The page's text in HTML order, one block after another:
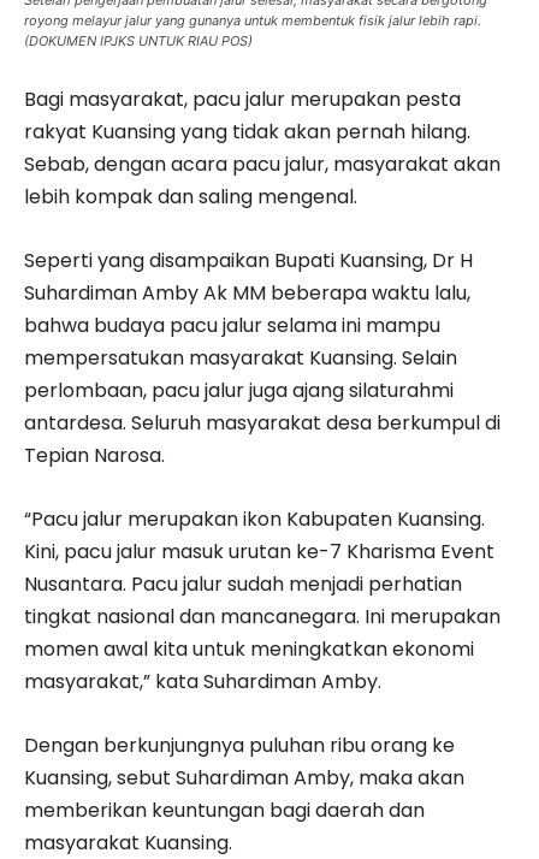
royong melayur jalur yang gunanya untuk membentuk fisik jalur lebih rapi.
(DOKUMEN IPJKS UNTUK RIAU POS)
Bagi masyarakat, pacu jalur merupakan pesta
rakyat Kuansing yang tidak akan pernah hilang.
Sebab, dengan acara pacu jalur, masyarakat akan
lebih kompak dan saling mengenal.
Seperti yang disampaikan Bupati Kuansing, Dr H
Suhardiman Amby Ak MM beberapa waktu lalu,
bahwa budaya pacu jalur selama ini mampu
mempersatukan masyarakat Kuansing. Selain
perlombaan, pacu jalur juga ajang silaturahmi
antardesa. Seluruh masyarakat desa berkumpul di
Tepian Narosa.
“Pacu jalur merupakan ikon Kabupaten Kuansing.
Kini, pacu jalur masuk urutan ke-7 Kharisma Event
Nusantara. Pacu jalur sudah menjadi perhatian
tingkat nasional dan mancanegara. Ini merupakan
momen awal kita untuk meningkatkan ekonomi
masyarakat,” kata Suhardiman Amby.
Dengan berkunjungnya puluhan ribu orang ke
Kuansing, sebut Suhardiman Amby, maka akan
memberikan keuntungan bagi daerah dan
masyarakat Kuansing.